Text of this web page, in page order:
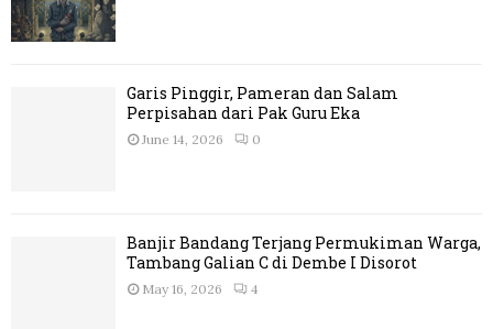
Garis Pinggir, Pameran dan Salam
Perpisahan dari Pak Guru Eka
June 14, 2026 0
Banjir Bandang Terjang Permukiman Warga,
Tambang Galian C di Dembe I Disorot
May 16, 2026 4